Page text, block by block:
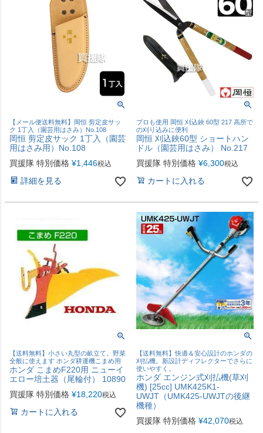
【メール便送料無料】岡恒 剪定皮サッ
ク 1丁入（園芸用はさみ）No.108
岡恒 剪定皮サック 1丁入（園芸
用はさみ用）No.108
買援隊 特別価格 ¥1,446税込
詳細を見る
プロも使用 岡恒 刈込鋏 60型 217 高所で
の刈り込みに便利
岡恒 刈込鋏60型 ショートハン
ドル（園芸用はさみ） No.217
買援隊 特別価格 ¥6,300税込
カートに入れる
【送料無料】小さい丸型の畝立て。野菜
全般に使えます ホンダ耕運機こまめ用
ホンダ こまめF220用 ニューイ
エロー培土器（尾輪付） 10890
買援隊 特別価格 ¥18,220税込
カートに入れる
【送料無料】快適＆安心設計のホンダの
刈払機。新設計ディフレクターでさらに
使いやすく。
ホンダ エンジン式刈払機(草刈
機) [25cc] UMK425K1-
UWJT（UMK425-UWJTの後継
機種）
買援隊 特別価格 ¥42,070税込